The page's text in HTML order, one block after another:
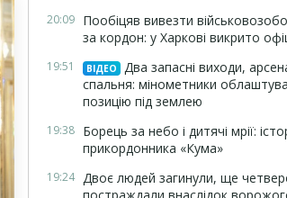
20:09 Пообіцяв вивезти
за кордон: у Харкові викрито
19:51 ВІДЕО
Два запасні виходи,
спальня: мінометники
позицію під землею
19:38 Борець за небо і дитячі мрії:
прикордонника «Кума»
19:24 Двоє людей загинули, ще